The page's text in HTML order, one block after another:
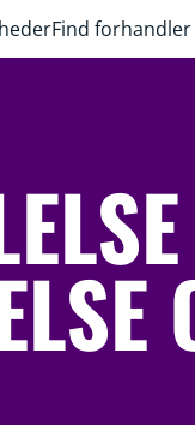
Find forhandler